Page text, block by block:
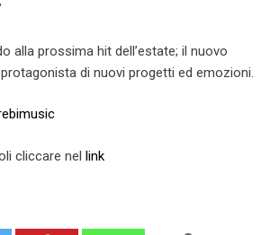
alla prossima hit dell’estate; il nuovo
di nuovi progetti ed emozioni.
cliccare nel link